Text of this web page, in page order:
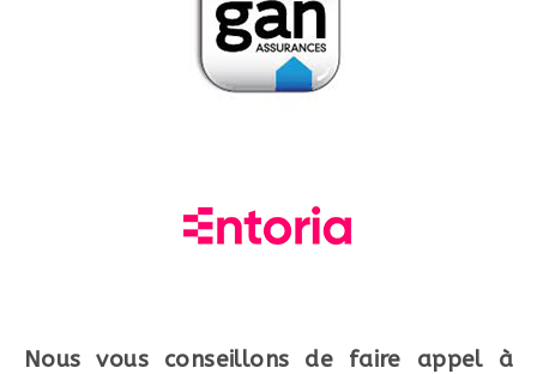
Nous vous conseillons de faire appel à